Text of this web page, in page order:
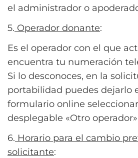
el administrador o
5. Operador donante:
Es el operador con el que
encuentra tu numeración
Si lo desconoces, en la
portabilidad puedes dejarlo
formulario online
desplegable «Otro
6. Horario para el cambio
solicitante: